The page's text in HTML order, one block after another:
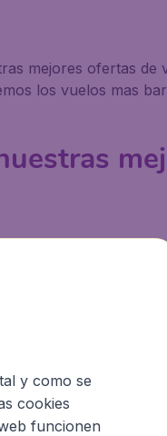
mejores ofertas de
los vuelos mas
siempre te dare
y como se
cookies
funcionen